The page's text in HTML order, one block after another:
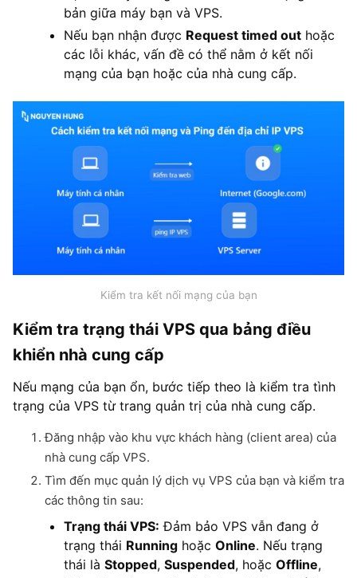
bản giữa máy bạn và VPS.
Nếu bạn nhận được Request timed out hoặc
các lỗi khác, vấn đề có thể nằm ở kết nối
mạng của bạn hoặc của nhà cung cấp.
Kiểm tra kết nối mạng của bạn
Kiểm tra trạng thái VPS qua bảng điều
khiển nhà cung cấp
Nếu mạng của bạn ổn, bước tiếp theo là kiểm tra tình
trạng của VPS từ trang quản trị của nhà cung cấp.
Đăng nhập vào khu vực khách hàng (client area) của
nhà cung cấp VPS.
Tìm đến mục quản lý dịch vụ VPS của bạn và kiểm tra
các thông tin sau:
Trạng thái VPS: Đảm bảo VPS vẫn đang ở
trạng thái Running hoặc Online. Nếu trạng
thái là Stopped, Suspended, hoặc Offline,